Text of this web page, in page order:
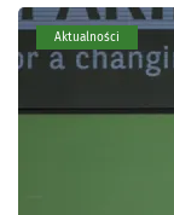
Aktualności